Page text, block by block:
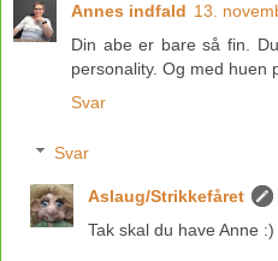
Annes indfald 13.
Din abe er bare så fin.
personality. Og med huen
Svar
Svar
Aslaug/Strikkefåret
Tak skal du have Anne